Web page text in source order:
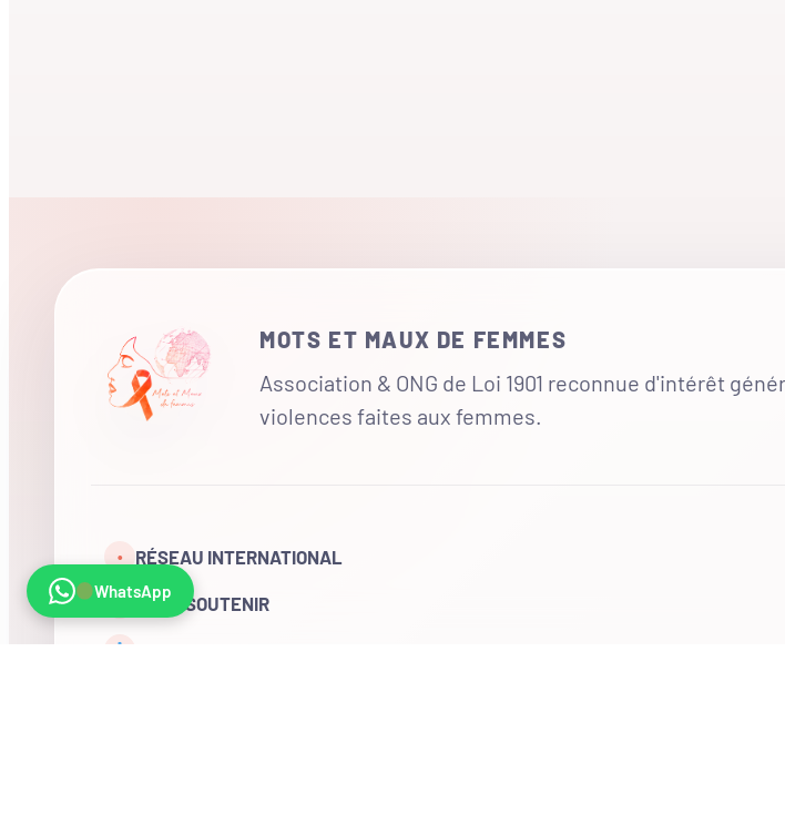
MOTS ET MAUX DE FEMMES
Association & ONG de Loi 1901 reconnue d'intérêt
violences faites aux femmes.
• RÉSEAU INTERNATIONAL
NOUS SOUTENIR
WhatsApp